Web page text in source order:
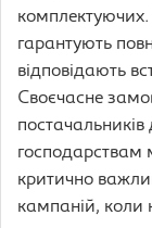
комплектуючих.
гарантують
відповідають
Своєчасне
господарствам
критично
кампаній, коли